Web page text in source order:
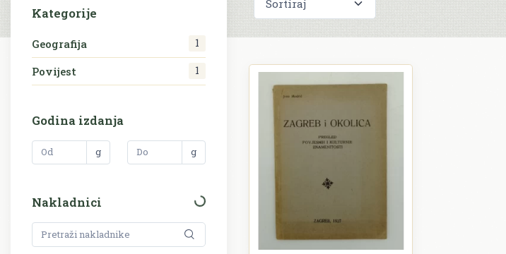
Kategorije
Geografija 1
Povijest 1
Godina izdanja
g g
Nakladnici